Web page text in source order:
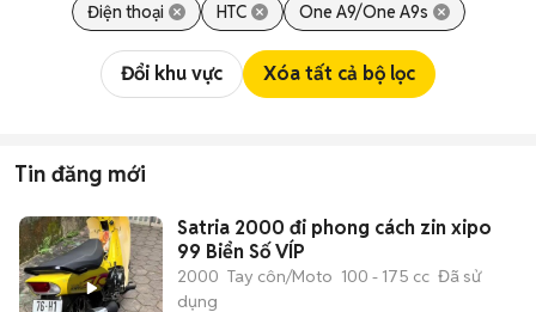
Điện thoại HTC One A9/One A9s
Đổi khu vực Xóa tất cả bộ lọc
Tin đăng mới
Satria 2000 đi phong cách zin xipo
99 Biển Số VÍP
2000 Tay côn/Moto 100 - 175 cc Đã sử
dụng